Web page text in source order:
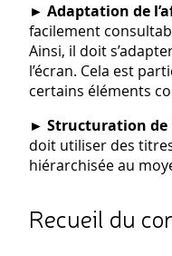
► Adaptation de
facilement
Ainsi, il doit
l’écran. Cela est
certains éléments
► Structuration de
doit utiliser des
hiérarchisée au
Recueil du